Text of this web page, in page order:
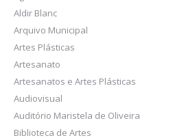
Aldir Blanc
Arquivo Municipal
Artes Plásticas
Artesanato
Artesanatos e Artes Plásticas
Audiovisual
Auditório Maristela de Oliveira
Biblioteca de Artes